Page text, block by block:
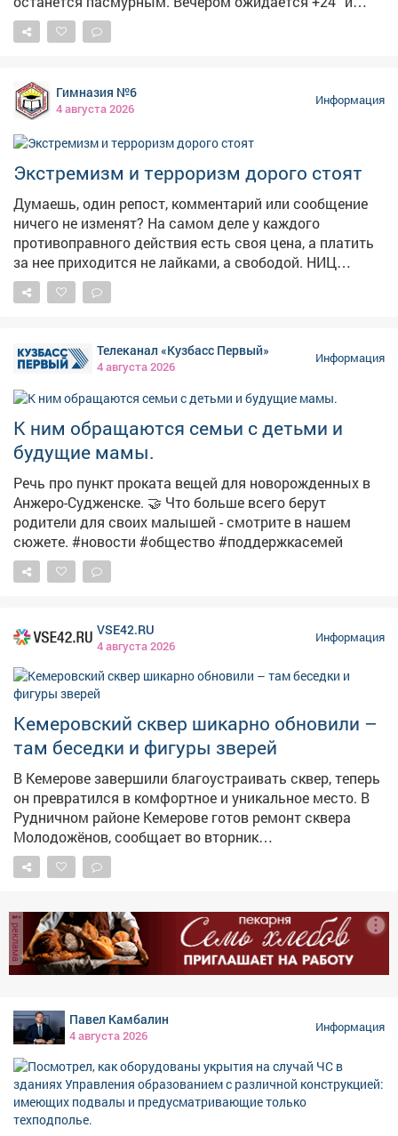
облачно с прояснениями, а ночью похолодает до +17°-
пасмурно. 🏙5августа чествуем изобретение, без
город. 🚦С Международным днём светофора! Первый
светофор появился в 1868году в Лондоне-он был
механическим, работал на газе и управлялся вручную.
Электрическую версию с красным и зелёным
жёлтый цвет добавили позже, чтобы предупреждать о
смене сигнала. В России светофоры начали
появляться в 1930‑х годах.
Гимназия №6
4 августа 2026
Информация
Экстремизм и терроризм дорого стоят
Думаешь, один репост, комментарий или сообщение
ничего не изменят? На самом деле у каждого
противоправного действия есть своя цена, а платить
за нее приходится не лайками, а свободой. НИЦ
Мониторинга и профилактики подготовил «прайс-
лист», который наглядно показывает последствия
вплоть до пожизненного лишения свободы! Не
поддавайся на провокации и не распространяй
сомнительный контент. Перед тем как поставить лайк,
сделать репост или отправить сообщение, задумайся
о последствиях. 🚫 Если ты столкнулся с
подозрительным предложением в сети или в жизни,
немедленно прекрати диалог и сообщи: ▫Горячая
линия ФСБ: 8 800 224 22 22; ▫Горячая линия
«Экстремизму - НЕТ!»: resurs-center.ru/hotline.
Телеканал «Кузбасс Первый»
4 августа 2026
Информация
К ним обращаются семьи с детьми и
будущие мамы.
Речь про пункт проката вещей для новорожденных в
Анжеро-Судженске. 🤝 Что больше всего берут
родители для своих малышей - смотрите в нашем
сюжете. #новости #общество #поддержкасемей
VSE42.RU
4 августа 2026
Информация
Кемеровский сквер шикарно обновили –
там беседки и фигуры зверей
В Кемерове завершили благоустраивать сквер, теперь
он превратился в комфортное и уникальное место. В
Рудничном районе Кемерове готов ремонт сквера
Молодожёнов, сообщает во вторник
горадминистрация. – Последним штрихом стали
современные скамейки и урны. Теперь здесь можно не
сказали в мэрии.
реклама
Павел Камбалин
4 августа 2026
Информация